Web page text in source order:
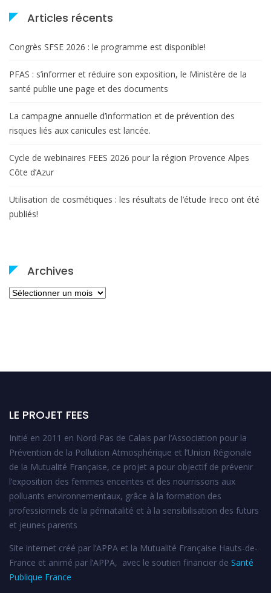
PACA »
Articles récents
Congrès SFSE 2026 : le programme est disponible!
PFAS : s’informer et réduire son exposition, le Ministère de la
santé publie une page et des documents
La campagne annuelle d’information et de prévention des
risques liés aux canicules est lancée.
Cycle de webinaires FEES 2026 pour la région Provence Alpes
Côte d’Azur
Utilisation de cosmétiques : les résultats de l’étude Ireco ont été
publiés!
Archives
Archives
LE PROJET FEES
Initié en 2011 en Nord-Pas de Calais par l’Association pour la
Prévention de la Pollution Atmosphérique et l’Union Régionale
de la Mutualité Française, ce projet a pour objectif de prévenir
l’exposition des femmes enceintes et des nourrissons aux
polluants environnementaux, grâce à la formation des
professionnels de la périnatalité et à la sensibilisation des futurs
et jeunes parents
Site internet créé par l’APPA et la Mutualité Française Hauts-de-
France et animé par l’APPA, avec le soutien financier de Santé
Publique France